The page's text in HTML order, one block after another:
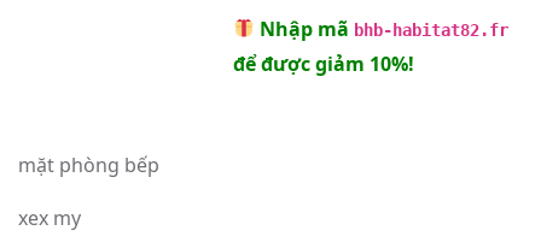
Nhập mã bhb-habitat82.fr
để được giảm 10%!
mặt phòng bếp
xex my